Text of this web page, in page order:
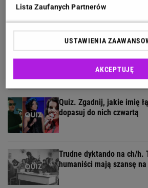
ogólnej dla wybitnych!
Quiz geograficzny dla
wynik godny mistrza!
Quiz. Zgadnij, jakie imię
dopasuj do nich czwartą
Trudne dyktando na ch/h.
humaniści mają szansę na
Lista Zaufanych Partnerów
USTAWIENIA
AKCEPTUJĘ